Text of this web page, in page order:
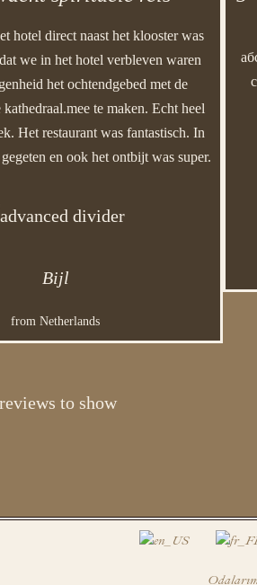
hotel direct naast het klooster was
we in het hotel verbleven waren
het ochtendgebed met de
te maken. Echt heel
Het restaurant was fantastisch. In
en ook het ontbijt was super.
Bijl
from Netherlands
to show